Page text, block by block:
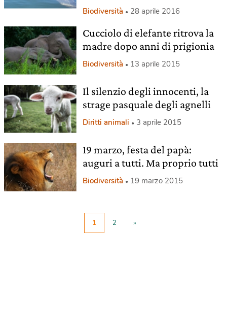
Biodiversità 28 aprile 2016
Cucciolo di elefante ritrova la
madre dopo anni di prigionia
Biodiversità 13 aprile 2015
Il silenzio degli innocenti, la
strage pasquale degli agnelli
Diritti animali 3 aprile 2015
19 marzo, festa del papà:
auguri a tutti. Ma proprio tutti
Biodiversità 19 marzo 2015
1 2 »